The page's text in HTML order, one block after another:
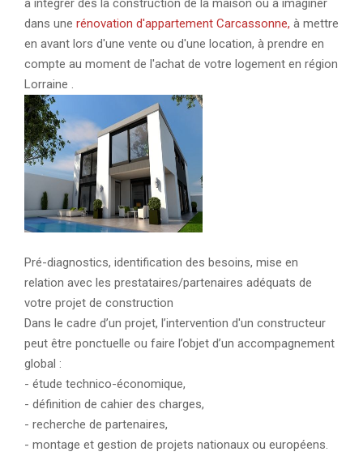
à intégrer dès la construction de la maison ou à imaginer
dans une rénovation d'appartement Carcassonne, à mettre
en avant lors d'une vente ou d'une location, à prendre en
compte au moment de l'achat de votre logement en région
Lorraine .
Pré-diagnostics, identification des besoins, mise en
relation avec les prestataires/partenaires adéquats de
votre projet de construction
Dans le cadre d’un projet, l’intervention d'un constructeur
peut être ponctuelle ou faire l’objet d’un accompagnement
global :
- étude technico-économique,
- définition de cahier des charges,
- recherche de partenaires,
- montage et gestion de projets nationaux ou européens.